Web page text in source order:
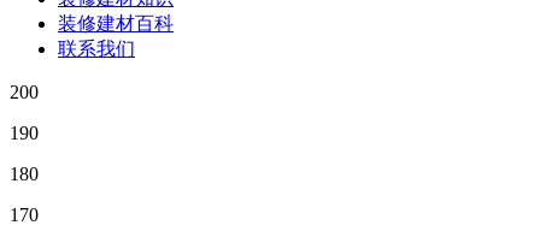
装修建材百科
联系我们
200
190
180
170